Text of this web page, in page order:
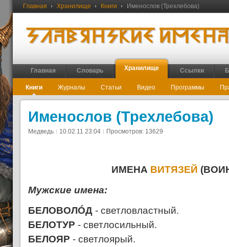
Главная Хранилище Книги Именослов (Трехлебова)
Главная Словарь Хранилище Ссылки
Книги Журналы Статьи Видео Программы
Именослов (Трехлебова)
Медведь 10.02.11 23:04 Просмотров: 13629
ИМЕНА ВИТЯЗЕЙ
Мужские имена:
БЕЛОВОЛÓД - светловластный.
БЕЛОТУР - светлосильный.
БЕЛОЯР - светлоярый.